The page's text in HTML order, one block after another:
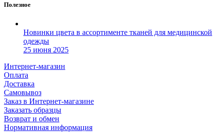
Полезное
Новинки цвета в ассортименте тканей для медицинской
одежды
25 июня 2025
Интернет-магазин
Оплата
Доставка
Самовывоз
Заказ в Интернет-магазине
Заказать образцы
Возврат и обмен
Нормативная информация